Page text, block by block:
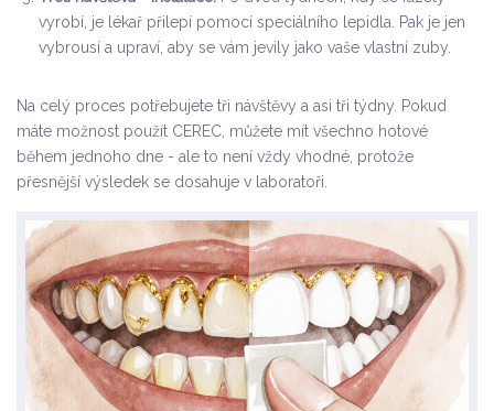
vyrobí, je lékař přilepí pomocí speciálního lepidla. Pak je jen
vybrousí a upraví, aby se vám jevily jako vaše vlastní zuby.
Na celý proces potřebujete tři návštěvy a asi tři týdny. Pokud
máte možnost použít CEREC, můžete mít všechno hotové
během jednoho dne - ale to není vždy vhodné, protože
přesnější výsledek se dosahuje v laboratoři.